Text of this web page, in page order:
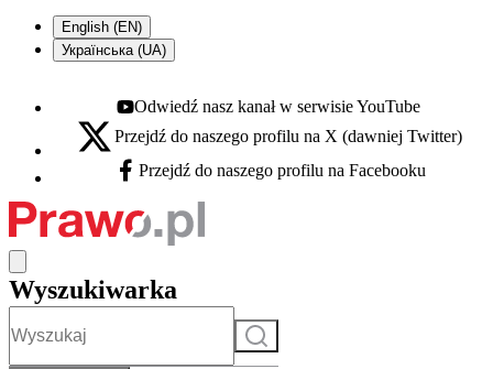
English (EN)
Українська (UA)
Youtube - otwiera się w nowej karcie
Odwiedź nasz kanał w serwisie YouTube
X - otwiera się w nowej karcie
Przejdź do naszego profilu na X (dawniej Twitter)
Facebook - otwiera się w nowej karcie
Przejdź do naszego profilu na Facebooku
Wyszukiwarka
Szukaj